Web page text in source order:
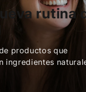
rutina
productos que
ingredientes